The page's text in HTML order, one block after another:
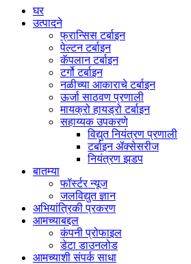
घर
उत्पादने
फ्रान्सिस टर्बाइन
पेल्टन टर्बाइन
कॅपलान टर्बाइन
टर्गो टर्बाइन
नळीच्या आकाराचे टर्बाइन
ऊर्जा साठवण प्रणाली
मायक्रो हायड्रो टर्बाइन
सहाय्यक उपकरणे
विद्युत नियंत्रण प्रणाली
टर्बाइन ॲक्सेसरीज
नियंत्रण झडप
बातम्या
फॉर्स्टर न्यूज
जलविद्युत ज्ञान
अभियांत्रिकी प्रकरण
आमच्याबद्दल
कंपनी प्रोफाइल
डेटा डाउनलोड
आमच्याशी संपर्क साधा